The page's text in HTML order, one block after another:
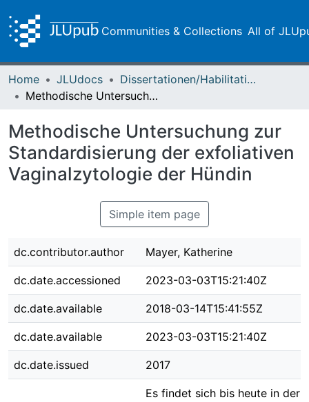
Communities & Collections All of
Home JLUdocs
Dissertationen/Habilitationen
Methodische Untersuchung zur Standardisierung der exfoliativen Vaginalzytologie der Hündin
Methodische Untersuchung zur
Standardisierung der exfoliativen
Vaginalzytologie der Hündin
Simple item page
dc.contributor.author Mayer, Katherine
dc.date.accessioned 2023-03-03T15:21:40Z
dc.date.available 2018-03-14T15:41:55Z
dc.date.available 2023-03-03T15:21:40Z
dc.date.issued 2017
Es findet sich bis heute in der